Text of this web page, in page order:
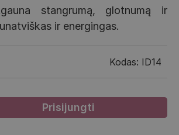
stangrumą, glotnumą ir
ir energingas.
Kodas: ID14